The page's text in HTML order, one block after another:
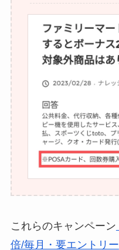
これらのキャンペーン
倍/毎月・要エントリー